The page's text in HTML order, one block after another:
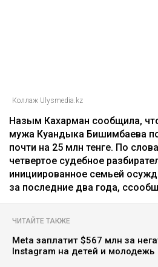
Коллаж Ulysmedia.kz
Назым Кахарман сообщила,
мужа Куандыка Бишимбаева
почти на 25 млн тенге. По
четвертое судебное
инициированное семьей
за последние два года,
ЧИТАЙТЕ ТАКЖЕ
Meta заплатит $567 млн за
Instagram на детей и молодежь